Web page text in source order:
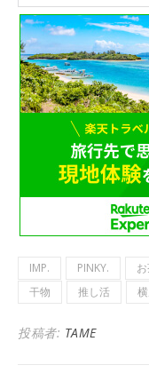
IMP. PINKY.
干物
推し活
投稿者: TAME